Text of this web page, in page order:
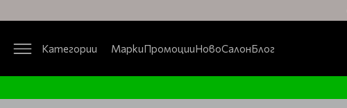
Категории МаркиПромоцииНовоСалонБлог